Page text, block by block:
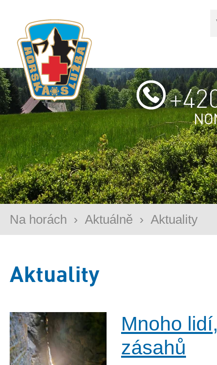
Na horách › Aktuálně › Aktuality
Aktuality
Mnoho
zásahů